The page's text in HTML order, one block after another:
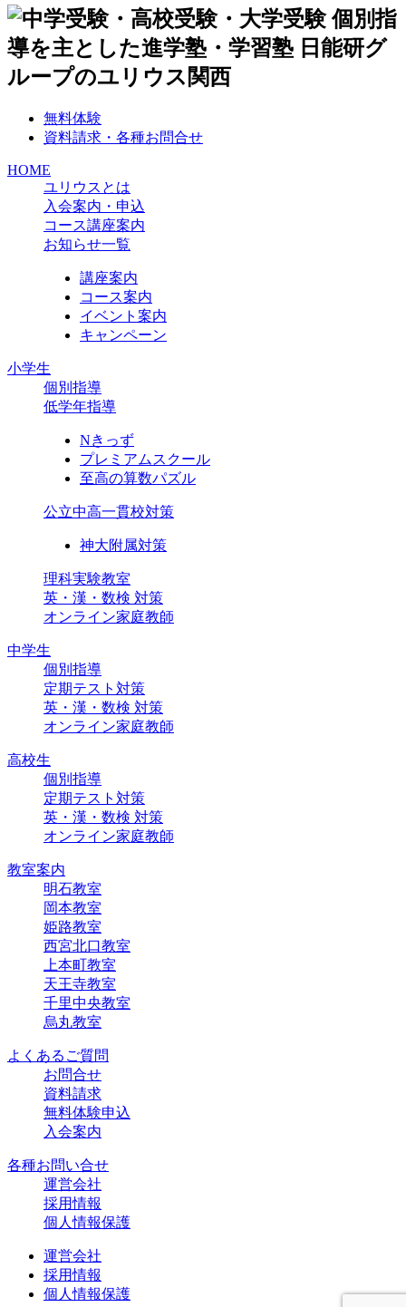
無料体験
資料請求・各種お問合せ
HOME
ユリウスとは
入会案内・申込
コース講座案内
お知らせ一覧
講座案内
コース案内
イベント案内
キャンペーン
小学生
個別指導
低学年指導
Nきっず
プレミアムスクール
至高の算数パズル
公立中高一貫校対策
神大附属対策
理科実験教室
英・漢・数検 対策
オンライン家庭教師
中学生
個別指導
定期テスト対策
英・漢・数検 対策
オンライン家庭教師
高校生
個別指導
定期テスト対策
英・漢・数検 対策
オンライン家庭教師
教室案内
明石教室
岡本教室
姫路教室
西宮北口教室
上本町教室
天王寺教室
千里中央教室
烏丸教室
よくあるご質問
お問合せ
資料請求
無料体験申込
入会案内
各種お問い合せ
運営会社
採用情報
個人情報保護
運営会社
採用情報
個人情報保護